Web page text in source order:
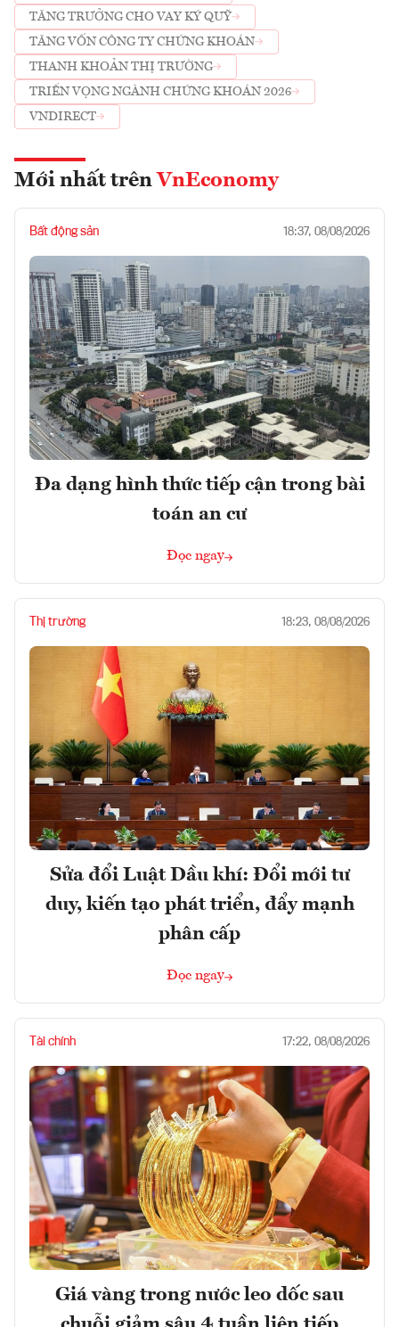
TĂNG TRƯỞNG CHO VAY KÝ QUỸ
TĂNG VỐN CÔNG TY CHỨNG KHOÁN
THANH KHOẢN THỊ TRƯỜNG
TRIỂN VỌNG NGÀNH CHỨNG KHOÁN 2026
VNDIRECT
Mới nhất trên VnEconomy
Bất động sản 18:37, 08/08/2026
Đa dạng hình thức tiếp cận trong bài
toán an cư
Đọc ngay
Thị trường 18:23, 08/08/2026
Sửa đổi Luật Dầu khí: Đổi mới tư
duy, kiến tạo phát triển, đẩy mạnh
phân cấp
Đọc ngay
Tài chính 17:22, 08/08/2026
Giá vàng trong nước leo dốc sau